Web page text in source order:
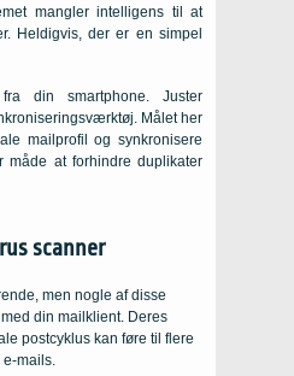
mangler intelligens til at
Heldigvis, der er en simpel
din smartphone. Juster
Målet her
mailprofil og synkronisere
måde at forhindre duplikater
scanner
men nogle af disse
din mailklient. Deres
postcyklus kan føre til flere
e-mails.